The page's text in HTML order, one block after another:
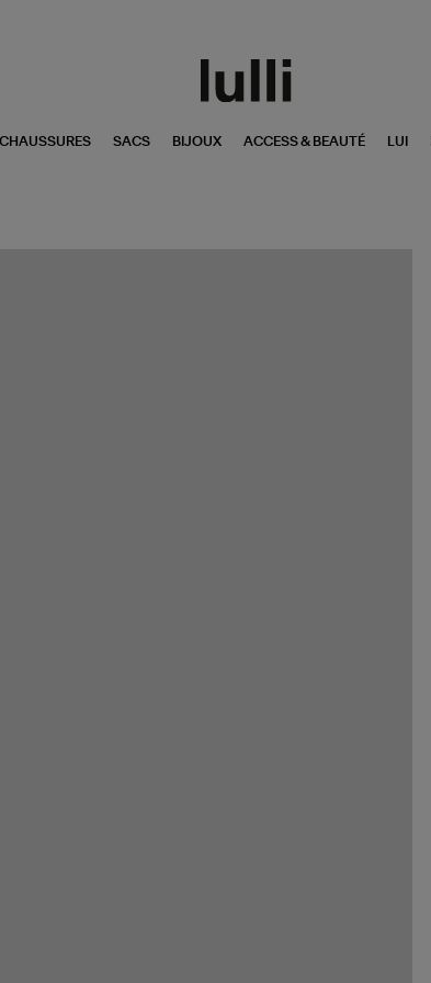
CHAUSSURES SACS BIJOUX ACCESS & BEAUTÉ LUI